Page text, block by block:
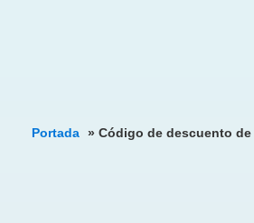
Portada » Código de descuento